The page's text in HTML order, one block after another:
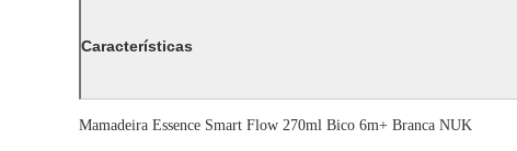
Características
Mamadeira Essence Smart Flow 270ml Bico 6m+ Branca NUK